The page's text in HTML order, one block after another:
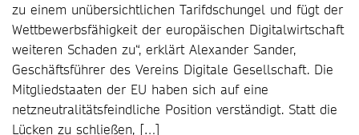
zu einem unübersichtlichen Tarifdschungel und fügt der
Wettbewerbsfähigkeit der europäischen Digitalwirtschaft
weiteren Schaden zu“, erklärt Alexander Sander,
Geschäftsführer des Vereins Digitale Gesellschaft. Die
Mitgliedstaaten der EU haben sich auf eine
netzneutralitätsfeindliche Position verständigt. Statt die
Lücken zu schließen, […]